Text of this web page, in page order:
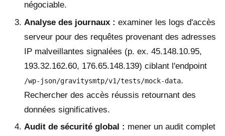
négociable.
Analyse des journaux : examiner les logs d'accès
serveur pour des requêtes provenant des adresses
IP malveillantes signalées (p. ex. 45.148.10.95,
193.32.162.60, 176.65.148.139) ciblant l'endpoint
/wp-json/gravitysmtp/v1/tests/mock-data.
Rechercher des accès réussis retournant des
données significatives.
Audit de sécurité global : mener un audit complet